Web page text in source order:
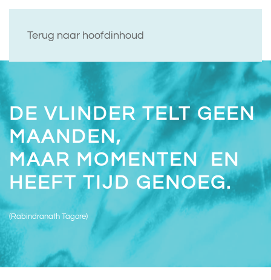
Terug naar hoofdinhoud
DE VLINDER TELT GEEN
MAANDEN,
MAAR MOMENTEN EN
HEEFT TIJD GENOEG.
(Rabindranath Tagore)